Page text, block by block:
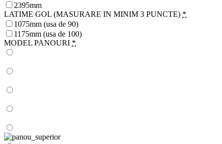
2395mm
LATIME GOL (MASURARE IN MINIM 3 PUNCTE) *
1075mm (usa de 90)
1175mm (usa de 100)
MODEL PANOURI *